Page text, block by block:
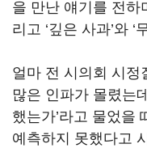
을 만난 얘기를 전하
리고 ‘깊은 사과’와 ‘
얼마 전 시의회 시정
많은 인파가 몰렸는
했는가’라고 물었을
예측하지 못했다고